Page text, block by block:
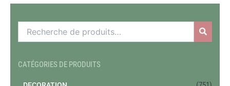
pour :
CATÉGORIES DE PRODUITS